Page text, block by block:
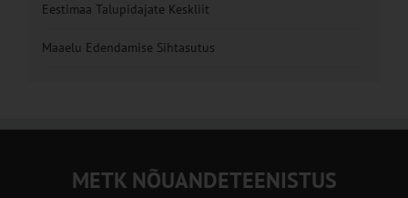
Eestimaa Talupidajate Keskliit
Maaelu Edendamise Sihtasutus
METK NÕUANDETEENISTUS